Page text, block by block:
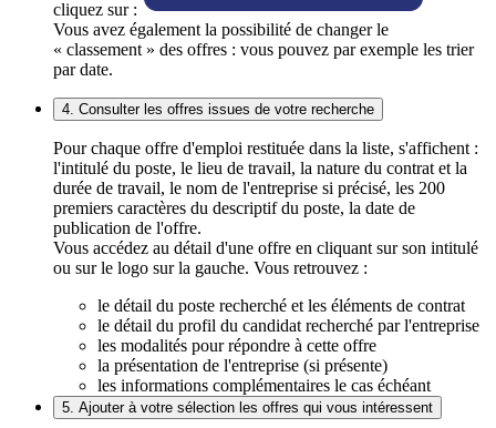
cliquez sur :
Vous avez également la possibilité de changer le
« classement » des offres : vous pouvez par exemple les trier
par date.
4. Consulter les offres issues de votre recherche
Pour chaque offre d'emploi restituée dans la liste, s'affichent :
l'intitulé du poste, le lieu de travail, la nature du contrat et la
durée de travail, le nom de l'entreprise si précisé, les 200
premiers caractères du descriptif du poste, la date de
publication de l'offre.
Vous accédez au détail d'une offre en cliquant sur son intitulé
ou sur le logo sur la gauche. Vous retrouvez :
le détail du poste recherché et les éléments de contrat
le détail du profil du candidat recherché par l'entreprise
les modalités pour répondre à cette offre
la présentation de l'entreprise (si présente)
les informations complémentaires le cas échéant
5. Ajouter à votre sélection les offres qui vous intéressent